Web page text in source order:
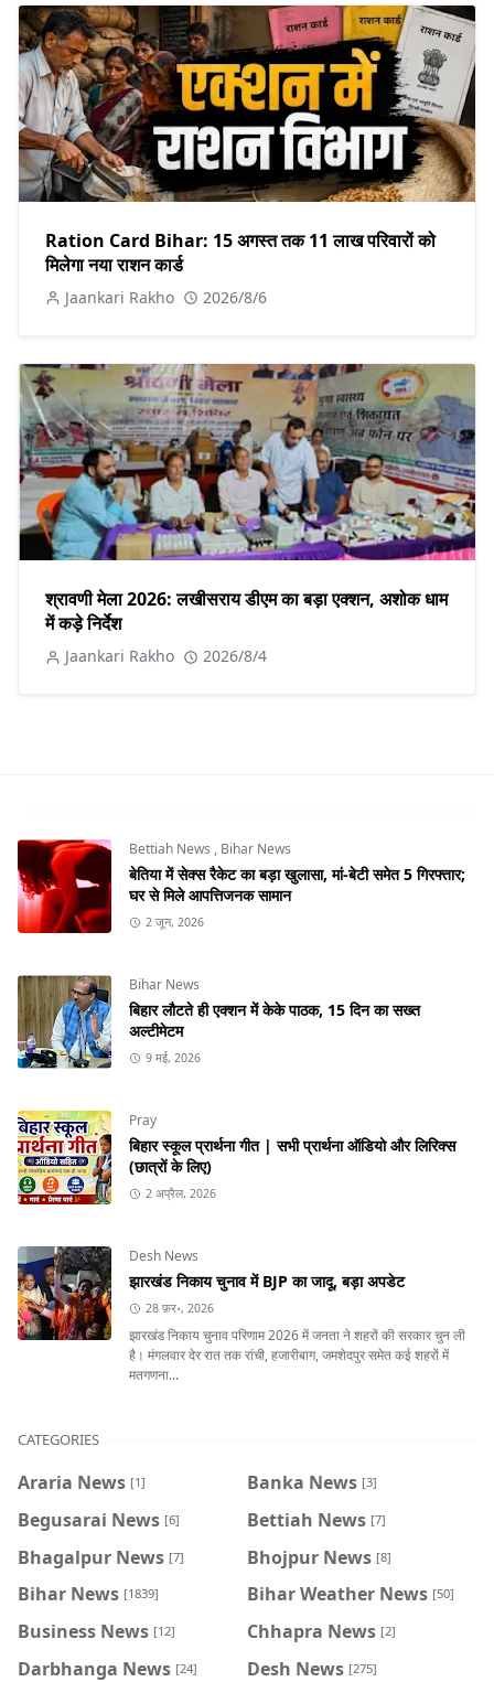
Ration Card Bihar: 15 अगस्त तक 11 लाख परिवारों को
मिलेगा नया राशन कार्ड
Jaankari Rakho 2026/8/6
श्रावणी मेला 2026: लखीसराय डीएम का बड़ा एक्शन, अशोक धाम
में कड़े निर्देश
Jaankari Rakho 2026/8/4
Bettiah News , Bihar News
बेतिया में सेक्स रैकेट का बड़ा खुलासा, मां-बेटी समेत 5 गिरफ्तार;
घर से मिले आपत्तिजनक सामान
2 जून, 2026
Bihar News
बिहार लौटते ही एक्शन में केके पाठक, 15 दिन का सख्त
अल्टीमेटम
9 मई, 2026
Pray
बिहार स्कूल प्रार्थना गीत | सभी प्रार्थना ऑडियो और लिरिक्स
(छात्रों के लिए)
2 अप्रैल, 2026
Desh News
झारखंड निकाय चुनाव में BJP का जादू, बड़ा अपडेट
28 फ़र॰, 2026
झारखंड निकाय चुनाव परिणाम 2026 में जनता ने शहरों की सरकार चुन ली
है। मंगलवार देर रात तक रांची, हजारीबाग, जमशेदपुर समेत कई शहरों में
मतगणना...
CATEGORIES
Araria News [1] Banka News [3]
Begusarai News [6] Bettiah News [7]
Bhagalpur News [7] Bhojpur News [8]
Bihar News [1839] Bihar Weather News [50]
Business News [12] Chhapra News [2]
Darbhanga News [24] Desh News [275]